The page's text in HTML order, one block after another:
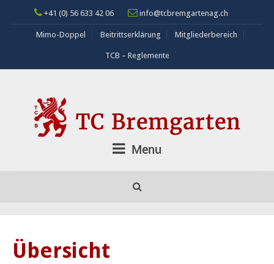
+41 (0) 56 633 42 06 info@tcbremgartenag.ch
Mimo-Doppel Beitrittserklärung Mitgliederbereich
TCB – Reglemente
Menu
Übersicht